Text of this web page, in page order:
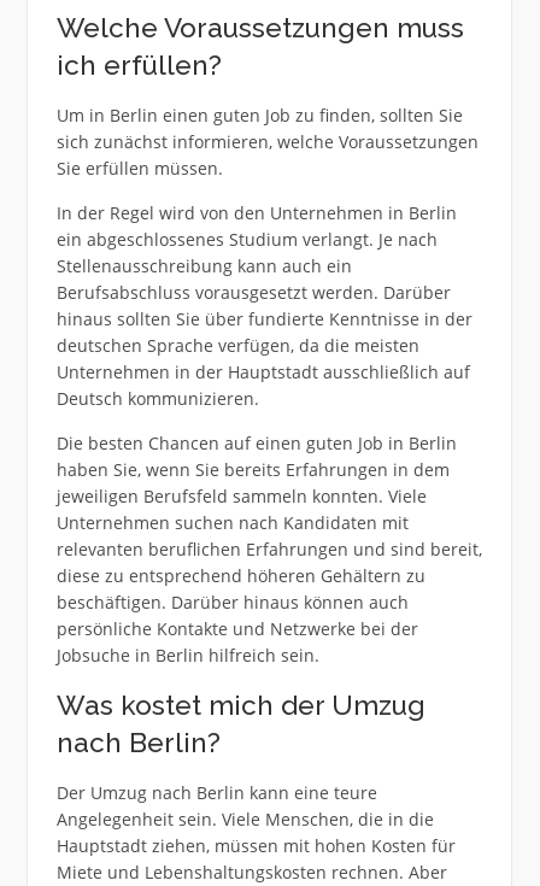
Welche Voraussetzungen muss
ich erfüllen?
Um in Berlin einen guten Job zu finden, sollten Sie
sich zunächst informieren, welche Voraussetzungen
Sie erfüllen müssen.
In der Regel wird von den Unternehmen in Berlin
ein abgeschlossenes Studium verlangt. Je nach
Stellenausschreibung kann auch ein
Berufsabschluss vorausgesetzt werden. Darüber
hinaus sollten Sie über fundierte Kenntnisse in der
deutschen Sprache verfügen, da die meisten
Unternehmen in der Hauptstadt ausschließlich auf
Deutsch kommunizieren.
Die besten Chancen auf einen guten Job in Berlin
haben Sie, wenn Sie bereits Erfahrungen in dem
jeweiligen Berufsfeld sammeln konnten. Viele
Unternehmen suchen nach Kandidaten mit
relevanten beruflichen Erfahrungen und sind bereit,
diese zu entsprechend höheren Gehältern zu
beschäftigen. Darüber hinaus können auch
persönliche Kontakte und Netzwerke bei der
Jobsuche in Berlin hilfreich sein.
Was kostet mich der Umzug
nach Berlin?
Der Umzug nach Berlin kann eine teure
Angelegenheit sein. Viele Menschen, die in die
Hauptstadt ziehen, müssen mit hohen Kosten für
Miete und Lebenshaltungskosten rechnen. Aber